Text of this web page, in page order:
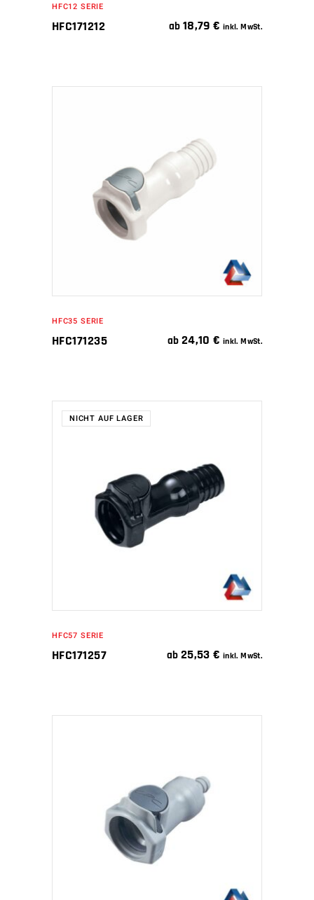
HFC12 SERIE
HFC171212 ab 18,79€ inkl. MwSt.
IN DEN WARENKORB
HFC35 SERIE
HFC171235 ab 24,10€ inkl. MwSt.
NICHT AUF LAGER
WEITERLESEN
HFC57 SERIE
HFC171257 ab 25,53€ inkl. MwSt.
IN DEN WARENKORB